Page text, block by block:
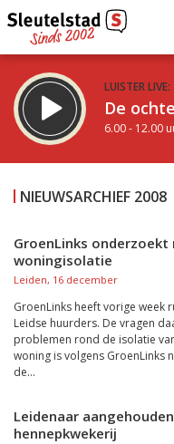
LUISTER LIVE:
De
6.00 - 12.00
De middag van
Inklappen
NIEUWSARCHIEF 2008
GroenLinks
woningisolatie
Leiden, 16 december
GroenLinks heeft vorige week
Leidse huurders. De vragen
problemen rond de isolatie
woning is volgens GroenLinks
de...
Leidenaar
hennepkwekerij